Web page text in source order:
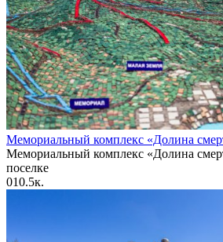
Мемориальный комплекс «Долина
Мемориальный комплекс «Долина
поселке
010.5к.